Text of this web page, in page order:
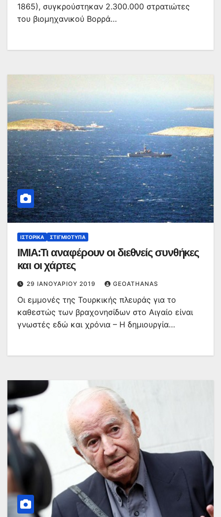
1865), συγκρούστηκαν 2.300.000 στρατιώτες
του βιομηχανικού Βορρά…
ΙΣΤΟΡΙΚΆ ΣΤΙΓΜΙΌΤΥΠΑ
ΙΜΙΑ:Τι αναφέρουν οι διεθνείς συνθήκες
και οι χάρτες
29 ΙΑΝΟΥΑΡΊΟΥ 2019 GEOATHANAS
Οι εμμονές της Τουρκικής πλευράς για το
καθεστώς των βραχονησίδων στο Αιγαίο είναι
γνωστές εδώ και χρόνια – Η δημιουργία…